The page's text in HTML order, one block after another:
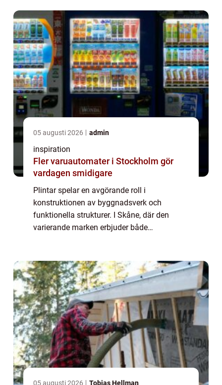
05 augusti 2026 admin
inspiration
Fler varuautomater i Stockholm gör
vardagen smidigare
Plintar spelar en avgörande roll i
konstruktionen av byggnadsverk och
funktionella strukturer. I Skåne, där den
varierande marken erbjuder både
05 augusti 2026 Tobias Hellman